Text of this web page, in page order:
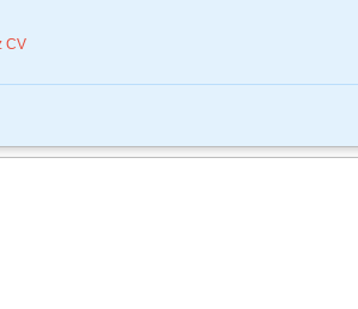
CV
podwykonawców i dostawców.